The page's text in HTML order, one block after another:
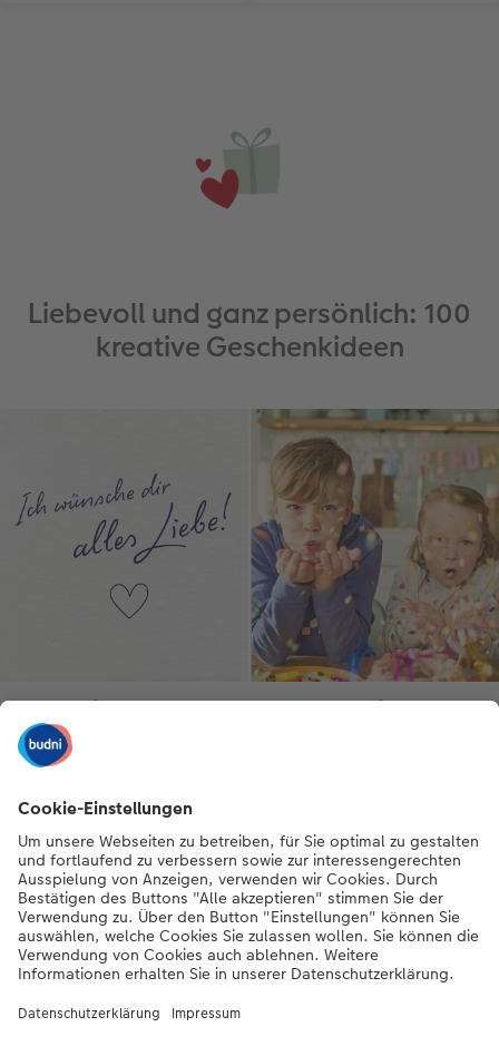
Liebevoll und ganz persönlich: 100
kreative Geschenkideen
Hingucker, Alltagsbegleiter,
Geschenkideen entdecken
Bezahlarten
Unsere Versandpartner